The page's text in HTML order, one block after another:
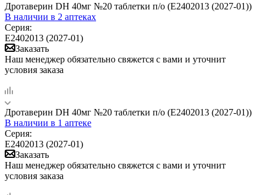
Дротаверин DH 40мг №20 таблетки п/о (Е2402013 (2027-01))
В наличии в 2 аптеках
Серия:
Е2402013 (2027-01)
Заказать
Наш менеджер обязательно свяжется с вами и уточнит
условия заказа
Дротаверин DH 40мг №20 таблетки п/о (Е2402013 (2027-01))
В наличии в 1 аптеке
Серия:
Е2402013 (2027-01)
Заказать
Наш менеджер обязательно свяжется с вами и уточнит
условия заказа